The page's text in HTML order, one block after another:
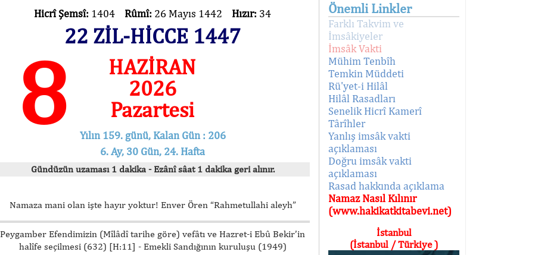
Hicrî Şemsî: 1404 Rûmî: 26 Mayıs 1442 Hızır: 34
22 ZİL-HİCCE 1447
8
HAZİRAN
2026
Pazartesi
Yılın 159. günü, Kalan Gün : 206
6. Ay, 30 Gün, 24. Hafta
Gündüzün uzaması 1 dakika - Ezânî sâat 1 dakika geri alınır.
Namaza mani olan işte hayır yoktur! Enver Ören “Rahmetullahi aleyh”
Peygamber Efendimizin (Mîlâdî tarihe göre) vefâtı ve Hazret-i Ebû Bekir’in
halîfe seçilmesi (632) [H:11] - Emekli Sandığının kuruluşu (1949)
Önemli Linkler
Farklı Takvim ve
İmsâkiyeler
İmsâk Vakti
Mühim Tenbîh
Temkin Müddeti
Rü'yet-i Hilâl
Hilâl Rasadları
Senelik Hicrî Kamerî
Târîhler
Yanlış imsâk vakti
açıklaması
Doğru imsâk vakti
açıklaması
Rasad hakkında açıklama
Namaz Nasıl Kılınır
(www.hakikatkitabevi.net)
İstanbul
(İstanbul / Türkiye )